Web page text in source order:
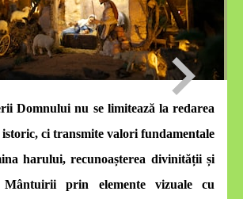
Domnului nu se limitează la redarea
ci transmite valori fundamentale
harului,recunoașterea divinitățiiși
Mântuirii prin elemente vizuale cu